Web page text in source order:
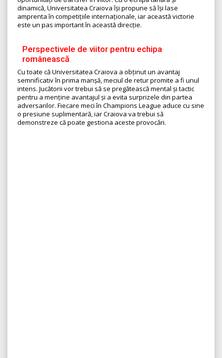
dinamică, Universitatea Craiova își propune să își lase
amprenta în competițiile internaționale, iar această victorie
este un pas important în această direcție.
Perspectivele de viitor pentru echipa
românească
Cu toate că Universitatea Craiova a obținut un avantaj
semnificativ în prima manșă, meciul de retur promite a fi unul
intens. Jucătorii vor trebui să se pregătească mental și tactic
pentru a menține avantajul și a evita surprizele din partea
adversarilor. Fiecare meci în Champions League aduce cu sine
o presiune suplimentară, iar Craiova va trebui să
demonstreze că poate gestiona aceste provocări.